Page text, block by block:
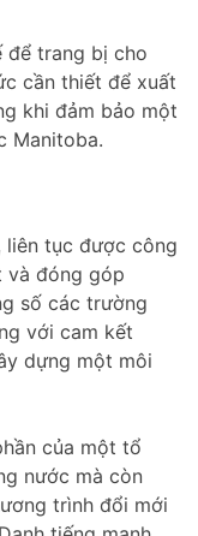
để trang bị cho
cần thiết để xuất
khi đảm bảo một
Manitoba.
tục được công
và đóng góp
số các trường
với cam kết
dựng một môi
của một tổ
nước mà còn
trình đổi mới